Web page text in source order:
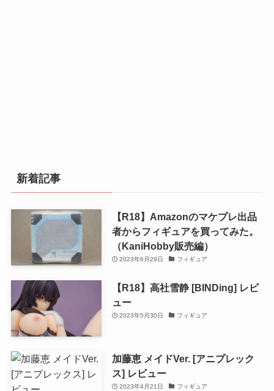
新着記事
【R18】Amazonのマケプレ出品
者からフィギュアを買ってみた。
（KaniHobby販売編）
2023年6月29日 フィギュア
【R18】高社雪静 [BINDing] レビ
ュー
2023年5月30日 フィギュア
加藤恵 メイドVer. [アニプレック
ス] レビュー
2023年4月21日 フィギュア